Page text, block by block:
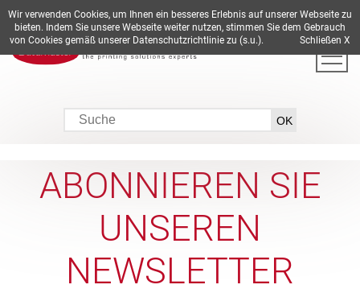
DE EN ES FR IT
ABONNIEREN SIE
UNSEREN
NEWSLETTER
Wir verwenden Cookies, um Ihnen ein besseres Erlebnis auf unserer Webseite zu
bieten. Indem Sie unsere Webseite weiter nutzen, stimmen Sie dem Gebrauch
von Cookies gemäß unserer Datenschutzrichtlinie zu (s.u.). Schließen X